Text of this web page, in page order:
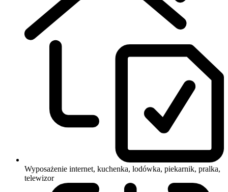
Wyposażenie internet, kuchenka, lodówka, piekarnik, pralka,
telewizor